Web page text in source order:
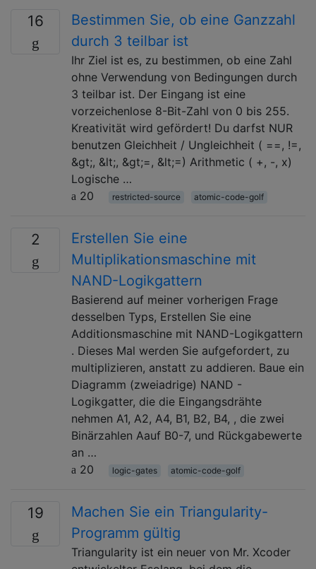
16
Bestimmen Sie, ob eine Ganzzahl
durch 3 teilbar ist
Ihr Ziel ist es, zu bestimmen, ob eine Zahl
ohne Verwendung von Bedingungen durch
3 teilbar ist. Der Eingang ist eine
vorzeichenlose 8-Bit-Zahl von 0 bis 255.
Kreativität wird gefördert! Du darfst NUR
benutzen Gleichheit / Ungleichheit ( ==, !=,
&gt;, &lt;, &gt;=, &lt;=) Arithmetic ( +, -, x)
Logische …
20
restricted-source atomic-code-golf
2
Erstellen Sie eine
Multiplikationsmaschine mit
NAND-Logikgattern
Basierend auf meiner vorherigen Frage
desselben Typs, Erstellen Sie eine
Additionsmaschine mit NAND-Logikgattern
. Dieses Mal werden Sie aufgefordert, zu
multiplizieren, anstatt zu addieren. Baue ein
Diagramm (zweiadrige) NAND -
Logikgatter, die die Eingangsdrähte
nehmen A1, A2, A4, B1, B2, B4, , die zwei
Binärzahlen Aauf B0-7, und Rückgabewerte
an …
20
logic-gates atomic-code-golf
19
Machen Sie ein Triangularity-
Programm gültig
Triangularity ist ein neuer von Mr. Xcoder